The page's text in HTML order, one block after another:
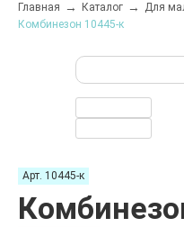
Главная Каталог Для
Комбинезон 10445-к
Арт. 10445-к